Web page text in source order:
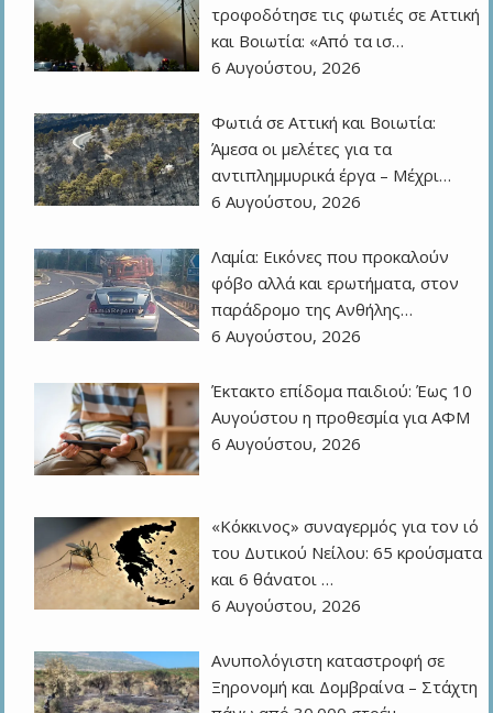
τροφοδότησε τις φωτιές σε Αττική
και Βοιωτία: «Από τα ισ…
6 Αυγούστου, 2026
Φωτιά σε Αττική και Βοιωτία:
Άμεσα οι μελέτες για τα
αντιπλημμυρικά έργα – Μέχρι…
6 Αυγούστου, 2026
Λαμία: Εικόνες που προκαλούν
φόβο αλλά και ερωτήματα, στον
παράδρομο της Ανθήλης…
6 Αυγούστου, 2026
Έκτακτο επίδομα παιδιού: Έως 10
Αυγούστου η προθεσμία για ΑΦΜ
6 Αυγούστου, 2026
«Κόκκινος» συναγερμός για τον ιό
του Δυτικού Νείλου: 65 κρούσματα
και 6 θάνατοι …
6 Αυγούστου, 2026
Ανυπολόγιστη καταστροφή σε
Ξηρονομή και Δομβραίνα – Στάχτη